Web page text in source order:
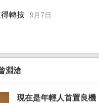
轉按 9月7日
淵滄
現在是年輕人首置良機